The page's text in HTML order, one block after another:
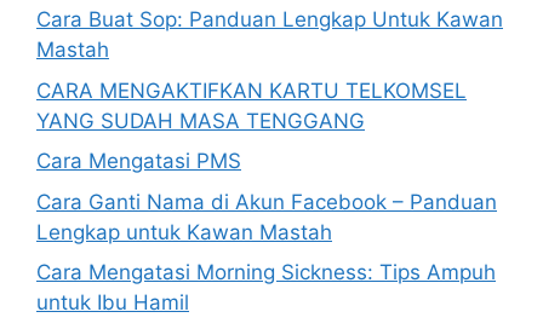
Cara Buat Sop: Panduan Lengkap Untuk Kawan
Mastah
CARA MENGAKTIFKAN KARTU TELKOMSEL
YANG SUDAH MASA TENGGANG
Cara Mengatasi PMS
Cara Ganti Nama di Akun Facebook – Panduan
Lengkap untuk Kawan Mastah
Cara Mengatasi Morning Sickness: Tips Ampuh
untuk Ibu Hamil